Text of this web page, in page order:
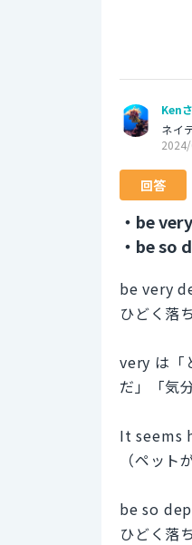
Ken
ネイ
回答
・be
・be so
be very
ひどく落
very は「
だ」「気
It seems
（ペッ
be so
ひどく落